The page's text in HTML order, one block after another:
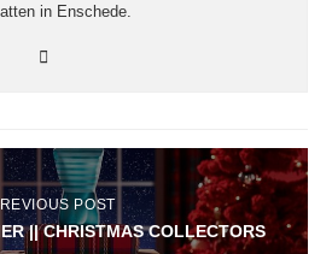
in Enschede.
POST
|| CHRISTMAS COLLECTORS